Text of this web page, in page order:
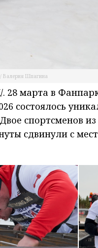
Валерия Шпагина
марта в
состоялось
спортсменов
сдвинули с